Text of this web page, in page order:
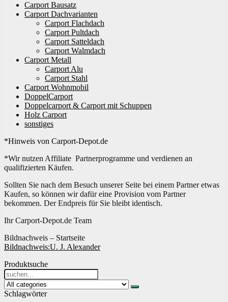
Carport Bausatz
Carport Dachvarianten
Carport Flachdach
Carport Pultdach
Carport Satteldach
Carport Walmdach
Carport Metall
Carport Alu
Carport Stahl
Carport Wohnmobil
DoppelCarport
Doppelcarport & Carport mit Schuppen
Holz Carport
sonstiges
*Hinweis von Carport-Depot.de
*Wir nutzen Affiliate Partnerprogramme und verdienen an
qualifizierten Käufen.
Sollten Sie nach dem Besuch unserer Seite bei einem Partner etwas
Kaufen, so können wir dafür eine Provision vom Partner
bekommen. Der Endpreis für Sie bleibt identisch.
Ihr Carport-Depot.de Team
Bildnachweis – Startseite
Bildnachweis:U. J. Alexander
Produktsuche
Search
for:
Schlagwörter